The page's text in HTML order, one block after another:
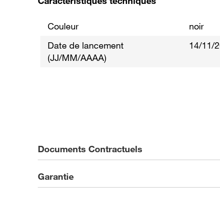
Couleur
noir
Date de lancement
(JJ/MM/AAAA)
14/11/
Documents Contractuels
Garantie